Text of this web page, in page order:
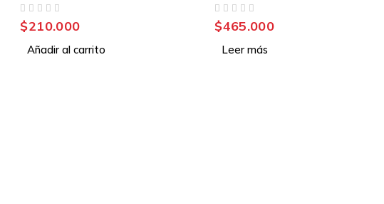
$210.000
Añadir al carrito
$465.000
Leer más